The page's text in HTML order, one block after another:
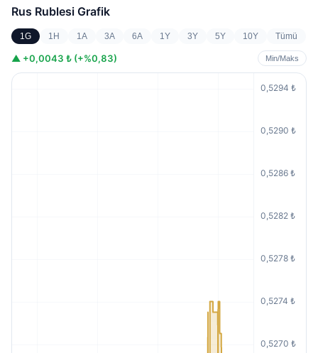
Rus Rublesi Grafik
1G 1H 1A 3A 6A 1Y 3Y 5Y 10Y Tümü
▲ +0,0043 ₺ (+%0,83) Min/Maks